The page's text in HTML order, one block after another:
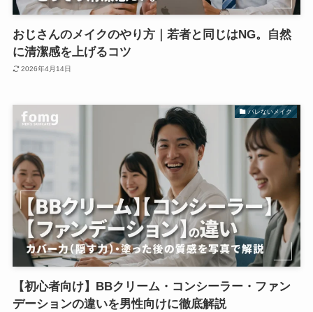
おじさんのメイクのやり方｜若者と同じはNG。自然
に清潔感を上げるコツ
2026年4月14日
バレないメイク
【初心者向け】BBクリーム・コンシーラー・ファン
デーションの違いを男性向けに徹底解説